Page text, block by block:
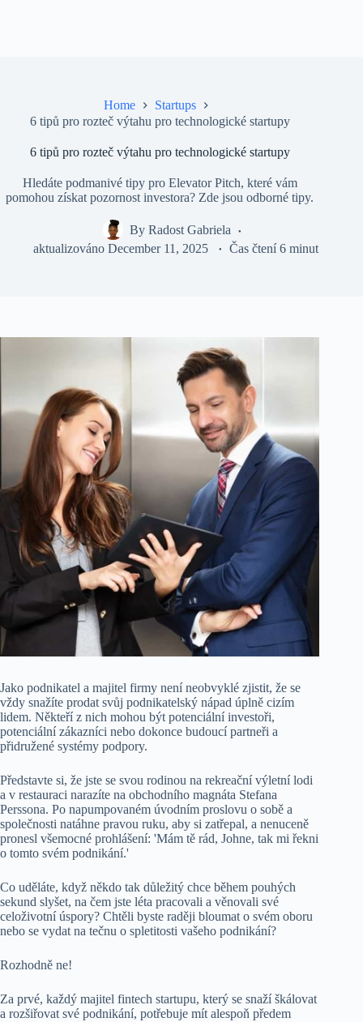
Home
Startups
6 tipů pro rozteč výtahu pro technologické startupy
6 tipů pro rozteč výtahu pro technologické startupy
Hledáte podmanivé tipy pro Elevator Pitch, které vám
pomohou získat pozornost investora? Zde jsou odborné tipy.
By Radost Gabriela
aktualizováno December 11, 2025 Čas čtení 6 minut
Jako podnikatel a majitel firmy není neobvyklé zjistit, že se
vždy snažíte prodat svůj podnikatelský nápad úplně cizím
lidem. Někteří z nich mohou být potenciální investoři,
potenciální zákazníci nebo dokonce budoucí partneři a
přidružené systémy podpory.
Představte si, že jste se svou rodinou na rekreační výletní lodi
a v restauraci narazíte na obchodního magnáta Stefana
Perssona. Po napumpovaném úvodním proslovu o sobě a
společnosti natáhne pravou ruku, aby si zatřepal, a nenuceně
pronesl všemocné prohlášení: 'Mám tě rád, Johne, tak mi řekni
o tomto svém podnikání.'
Co uděláte, když někdo tak důležitý chce během pouhých
sekund slyšet, na čem jste léta pracovali a věnovali své
celoživotní úspory? Chtěli byste raději bloumat o svém oboru
nebo se vydat na tečnu o spletitosti vašeho podnikání?
Rozhodně ne!
Za prvé, každý majitel fintech startupu, který se snaží škálovat
a rozšiřovat své podnikání, potřebuje mít alespoň předem